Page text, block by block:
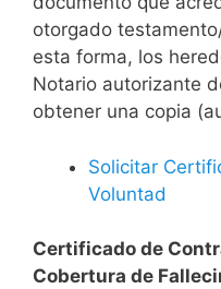
otorgado
esta forma, los
Notario autorizante
obtener una copia
Solicitar
Voluntad
Certificado de
Cobertura de